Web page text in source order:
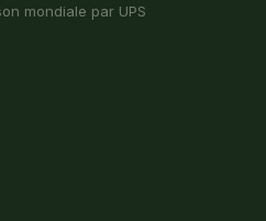
mondiale par UPS